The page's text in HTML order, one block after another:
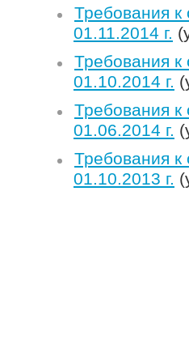
Требования
01.11.2014 г.
Требования
01.10.2014 г.
Требования
01.06.2014 г.
Требования
01.10.2013 г.